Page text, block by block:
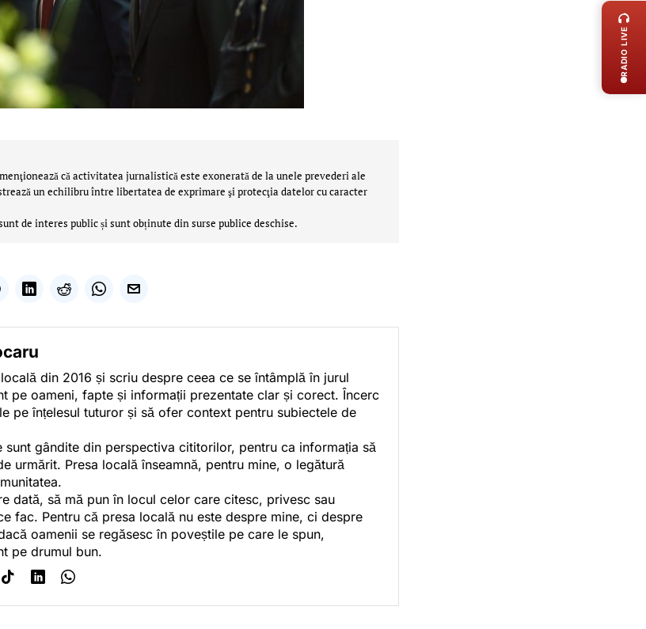
că activitatea jurnalistică este exonerată de la unele prevederi ale
un echilibru între libertatea de exprimare şi protecţia datelor cu caracter
de interes public și sunt obținute din surse publice deschise.
din 2016 și scriu despre ceea ce se întâmplă în jurul
pe oameni, fapte și informații prezentate clar și corect. Încerc
pe înțelesul tuturor și să ofer context pentru subiectele de
sunt gândite din perspectiva cititorilor, pentru ca informația să
urmărit. Presa locală înseamnă, pentru mine, o legătură
dată, să mă pun în locul celor care citesc, privesc sau
fac. Pentru că presa locală nu este despre mine, ci despre
oamenii se regăsesc în poveștile pe care le spun,
pe drumul bun.
RADIO LIVE